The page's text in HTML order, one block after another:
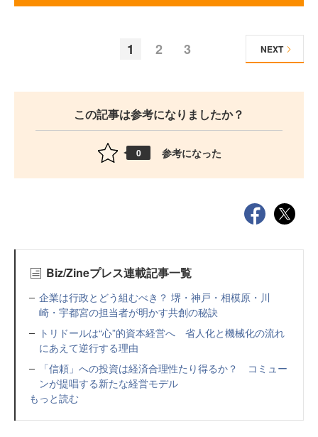
1 2 3 NEXT
この記事は参考になりましたか？
0 参考になった
Biz/Zineプレス連載記事一覧
企業は行政とどう組むべき？ 堺・神戸・相模原・川
崎・宇都宮の担当者が明かす共創の秘訣
トリドールは“心”的資本経営へ 省人化と機械化の流れ
にあえて逆行する理由
「信頼」への投資は経済合理性たり得るか？ コミュー
ンが提唱する新たな経営モデル
もっと読む